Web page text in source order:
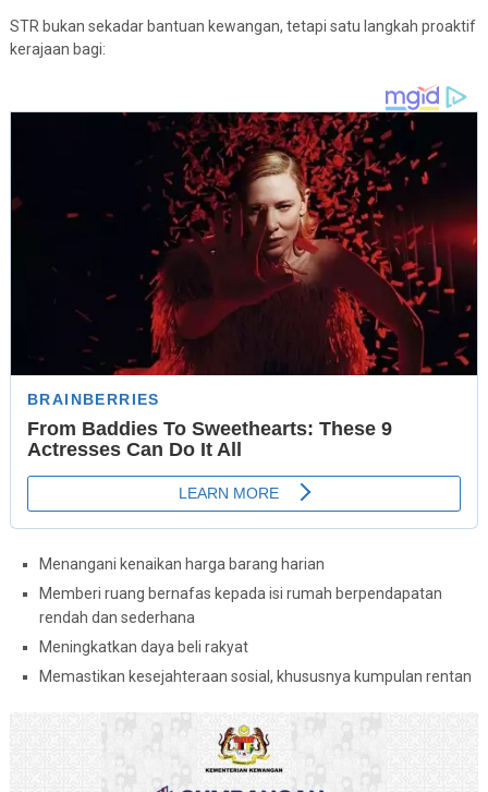
STR bukan sekadar bantuan kewangan, tetapi satu langkah proaktif
kerajaan bagi:
Menangani kenaikan harga barang harian
Memberi ruang bernafas kepada isi rumah berpendapatan
rendah dan sederhana
Meningkatkan daya beli rakyat
Memastikan kesejahteraan sosial, khususnya kumpulan rentan